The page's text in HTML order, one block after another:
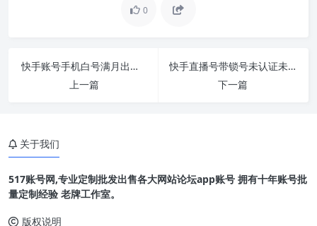
0
快手账号手机白号满月出售批发可评论点赞发作
上一篇
快手直播号带锁号未认证未绑定手机直登已开通
下一篇
关于我们
517账号网,专业定制批发出售各大网站论坛app账号 拥有十年账号批
量定制经验 老牌工作室。
版权说明